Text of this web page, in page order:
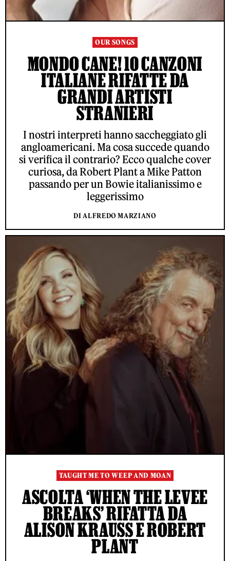
OUR SONGS
MONDO CANE! 10 CANZONI
ITALIANE RIFATTE DA
GRANDI ARTISTI
STRANIERI
I nostri interpreti hanno saccheggiato gli
angloamericani. Ma cosa succede quando
si verifica il contrario? Ecco qualche cover
curiosa, da Robert Plant a Mike Patton
passando per un Bowie italianissimo e
leggerissimo
DI ALFREDO MARZIANO
TAUGHT ME TO WEEP AND MOAN
ASCOLTA ‘WHEN THE LEVEE
BREAKS’ RIFATTA DA
ALISON KRAUSS E ROBERT
PLANT